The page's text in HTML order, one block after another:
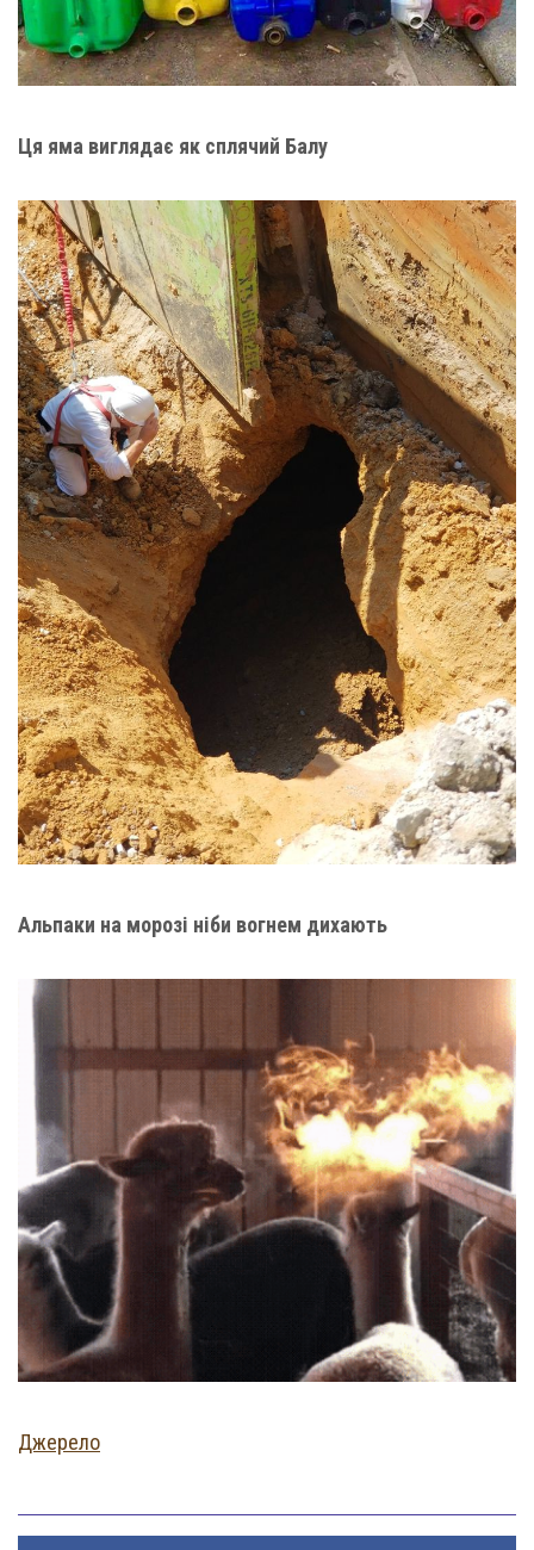
Ця яма виглядає як сплячий Балу
Альпаки на морозі ніби вогнем дихають
Джерело